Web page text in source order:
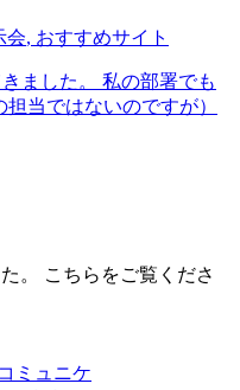
会, おすすめサイト
ました。 私の部署でも
当ではないのですが）
。 こちらをご覧くださ
ミュニケ